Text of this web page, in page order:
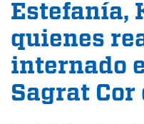
Estefanía,
quienes
internado
Sagrat Cor